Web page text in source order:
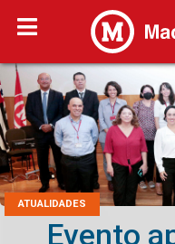
ATUALIDADES
Evento